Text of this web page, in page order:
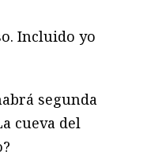
Incluido yo
segunda
cueva del